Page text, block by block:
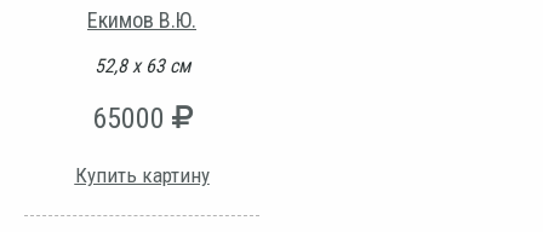
Екимов В.Ю.
52,8 х 63 см
65000
Купить картину